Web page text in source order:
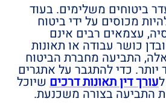
ביטוחים משלימים. בעוד
מכוסים על ידי ביטוח
עצמאים רבים אינם
כושר עבודה או תאונות
התביעה מחברת הביטוח
יותר. כדי להתגבר על אתגרים
עורך דין תאונות דרכים שיוכל
התביעה בצורה משכנעת.